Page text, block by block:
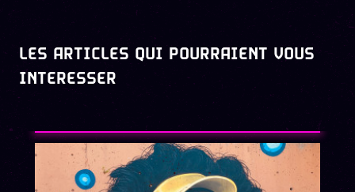
LES ARTICLES QUI POURRAIENT VOUS
INTERESSER